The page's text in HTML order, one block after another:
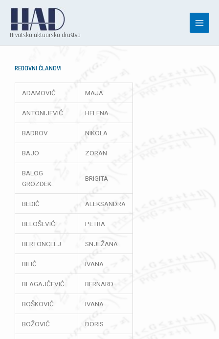
content
Hrvatsko aktuarsko društvo
REDOVNI ČLANOVI
ADAMOVIĆ MAJA
ANTONIJEVIĆ HELENA
BADROV NIKOLA
BAJO ZORAN
BALOG
GROZDEK
BRIGITA
BEDIĆ ALEKSANDRA
BELOŠEVIĆ PETRA
BERTONCELJ SNJEŽANA
BILIĆ IVANA
BLAGAJČEVIĆ BERNARD
BOŠKOVIĆ IVANA
BOŽOVIĆ DORIS